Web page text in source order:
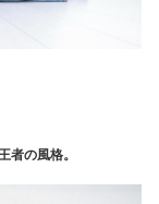
者の風格。